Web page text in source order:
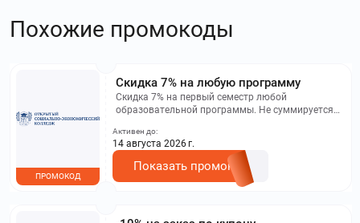
Похожие промокоды
Скидка 7% на любую программу
Скидка 7% на первый семестр любой
образовательной программы. Не суммируется с
на сайте.
ПРОМОКОД
Активен до:
14 августа 2026 г.
Показать промокод